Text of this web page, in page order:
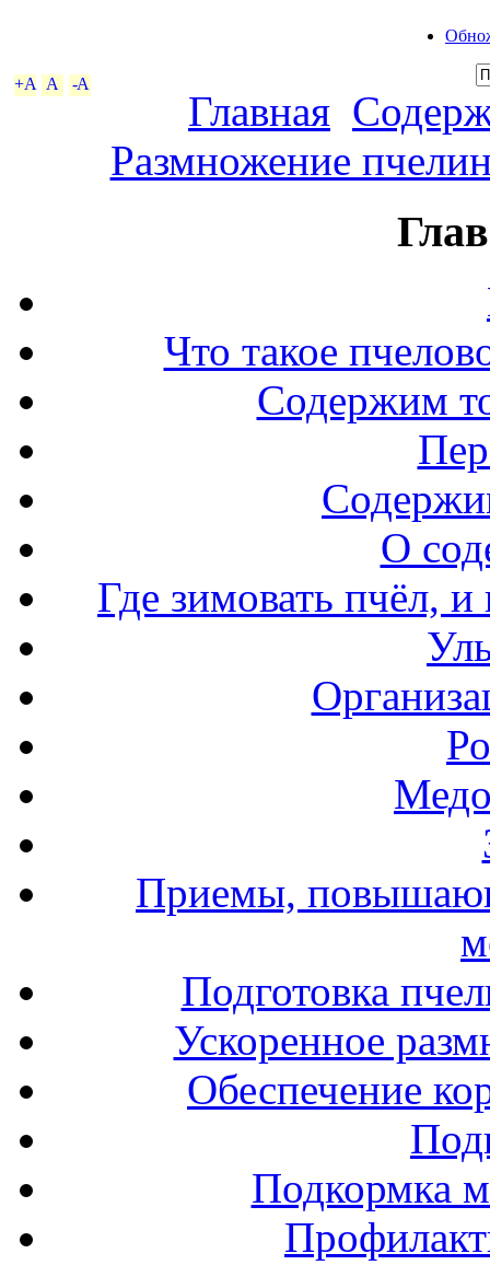
+A A -A
Главная
Размножение
Что такое
Содержим
О
Где зимовать пчёл,
Приемы,
Подготовка
Ускоренное
Обеспечение
Подкормка